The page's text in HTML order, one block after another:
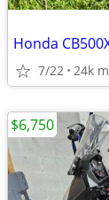
Honda
7/22 24k
$6,750